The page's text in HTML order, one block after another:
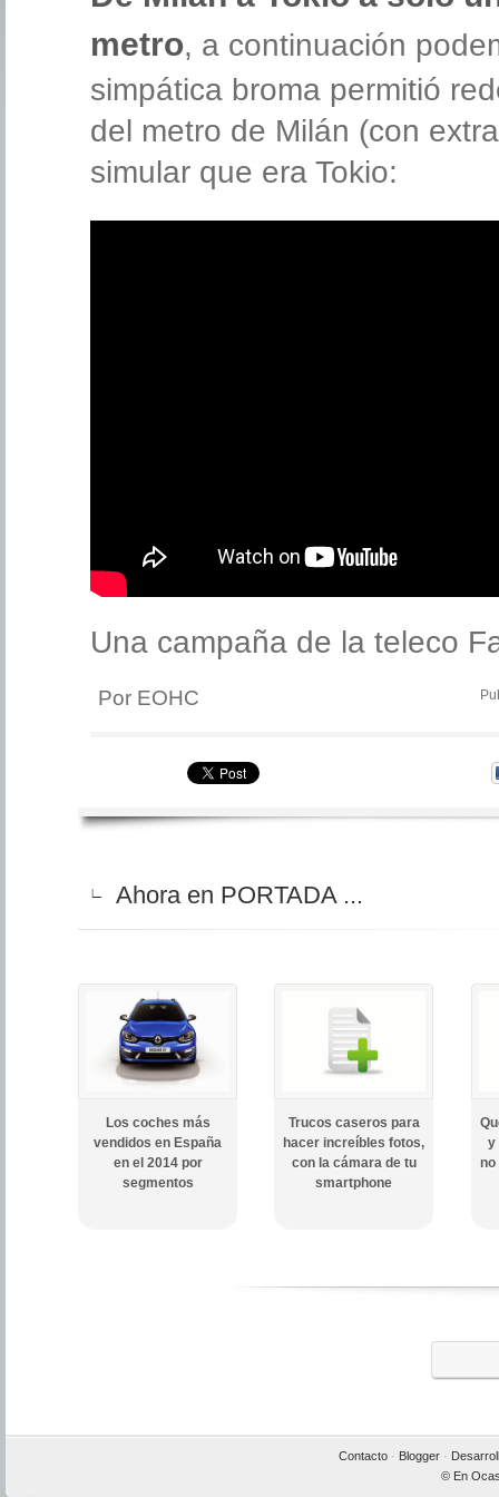
metro, a continuación
simpática broma permitió
del metro de Milán (con
simular que era Tokio:
Una campaña de la teleco
Por EOHC
∟ Ahora en PORTADA ...
Los coches más
vendidos en España
en el 2014 por
segmentos
Trucos caseros para
hacer increíbles fotos,
con la cámara de tu
smartphone
y
no
Contacto· Blogger·
© En